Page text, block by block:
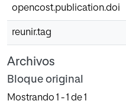
opencost.publication.doi
reunir.tag
Archivos
Bloque original
Mostrando 1 - 1 de 1